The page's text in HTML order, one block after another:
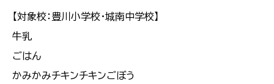
【対象校：豊川小学校・城南中学校】
牛乳
ごはん
かみかみチキンチキンごぼう